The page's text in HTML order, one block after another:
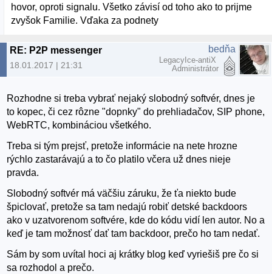
hovor, oproti signalu. Všetko závisí od toho ako to prijme
zvyšok Familie. Vďaka za podnety
RE: P2P messenger
18.01.2017 | 21:31
bedňa
LegacyIce-antiX
Administrátor
Rozhodne si treba vybrať nejaký slobodný softvér, dnes je
to kopec, či cez rôzne "dopnky" do prehliadačov, SIP phone,
WebRTC, kombináciou všetkého.
Treba si tým prejsť, pretože informácie na nete hrozne
rýchlo zastarávajú a to čo platilo včera už dnes nieje
pravda.
Slobodný softvér má väčšiu záruku, že ťa niekto bude
špiclovať, pretože sa tam nedajú robiť detské backdoors
ako v uzatvorenom softvére, kde do kódu vidí len autor. No a
keď je tam možnosť dať tam backdoor, prečo ho tam nedať.
Sám by som uvítal hoci aj krátky blog keď vyriešiš pre čo si
sa rozhodol a prečo.